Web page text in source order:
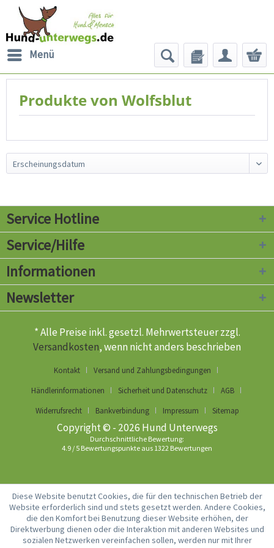
Menü
Produkte von Wolfsblut
Service Hotline
Service/Hilfe
Informationen
Newsletter
* Alle Preise inkl. gesetzl. Mehrwertsteuer zzgl.
Versandkosten, wenn nicht anders beschrieben
Kontakt
Versand und Zahlungsbedingungen
Händlerinformationen
Sicherheit und Datenschutz
AGB
Widerrufsrecht
Bankverbindung Impressum Sitemap
Copyright © - 2026 Hund Unterwegs
Durchschnittliche Bewertung:
4.9 / 5 Bewertungspunkte aus 1322 Bewertungen
Diese Website benutzt Cookies, die für den technischen Betrieb der
Website erforderlich sind und stets gesetzt werden. Andere Cookies,
die den Komfort bei Benutzung dieser Website erhöhen, der
Direktwerbung dienen oder die Interaktion mit anderen Websites und
sozialen Netzwerken vereinfachen sollen, werden nur mit Ihrer